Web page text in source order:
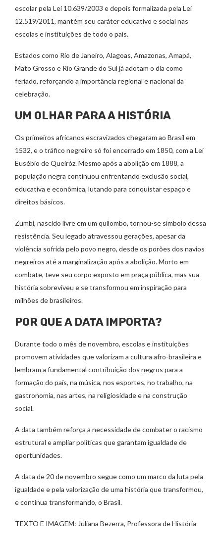
escolar pela Lei 10.639/2003 e depois formalizada pela Lei
12.519/2011, mantém seu caráter educativo e social nas
escolas e instituições de todo o país.
Estados como Rio de Janeiro, Alagoas, Amazonas, Amapá,
Mato Grosso e Rio Grande do Sul já adotam o dia como
feriado, reforçando a importância regional e nacional da
celebração.
UM OLHAR PARA A HISTÓRIA
Os primeiros africanos escravizados chegaram ao Brasil em
1532, e o tráfico negreiro só foi encerrado em 1850, com a Lei
Eusébio de Queiróz. Mesmo após a abolição em 1888, a
população negra continuou enfrentando exclusão social,
educativa e econômica, lutando para conquistar espaço e
direitos básicos.
Zumbi, nascido livre em um quilombo, tornou-se símbolo dessa
resistência. Seu legado atravessou gerações, apesar da
violência sofrida pelo povo negro, desde os porões dos navios
negreiros até a marginalização após a abolição. Morto em
combate, teve seu corpo exposto em praça pública, mas sua
história sobreviveu e se transformou em inspiração para
milhões de brasileiros.
POR QUE A DATA IMPORTA?
Durante todo o mês de novembro, escolas e instituições
promovem atividades que valorizam a cultura afro-brasileira e
lembram a fundamental contribuição dos negros para a
formação do país, na música, nos esportes, no trabalho, na
gastronomia, nas artes, na religiosidade e na construção
social.
A data também reforça a necessidade de combater o racismo
estrutural e ampliar políticas que garantam igualdade de
oportunidades.
A data de 20 de novembro segue como um marco da luta pela
igualdade e pela valorização de uma história que transformou,
e continua transformando, o Brasil.
TEXTO E IMAGEM: Juliana Bezerra, Professora de História